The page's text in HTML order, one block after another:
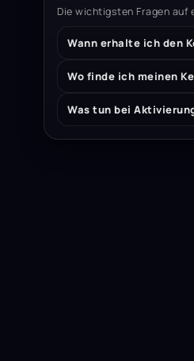
Die wichtigsten Fragen auf
Wann erhalte ich den
Wo finde ich meinen
Was tun bei